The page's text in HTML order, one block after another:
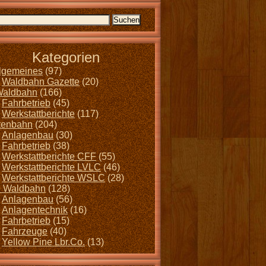
Kategorien
(97)
Waldbahn Gazette(20)
(166)
Fahrbetrieb(45)
Werkstattberichte(117)
(204)
Anlagenbau(30)
Fahrbetrieb(38)
Werkstattberichte CFF(55)
Werkstattberichte LVLC(46)
Werkstattberichte WSLC(28)
Waldbahn(128)
Anlagenbau(56)
Anlagentechnik(16)
Fahrbetrieb(15)
Fahrzeuge(40)
Yellow Pine Lbr.Co.(13)